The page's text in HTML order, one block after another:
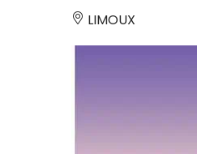
LIMOUX